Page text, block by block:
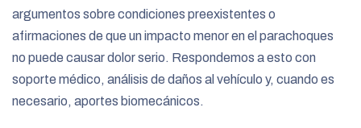
argumentos sobre condiciones preexistentes o
afirmaciones de que un impacto menor en el parachoques
no puede causar dolor serio. Respondemos a esto con
soporte médico, análisis de daños al vehículo y, cuando es
necesario, aportes biomecánicos.